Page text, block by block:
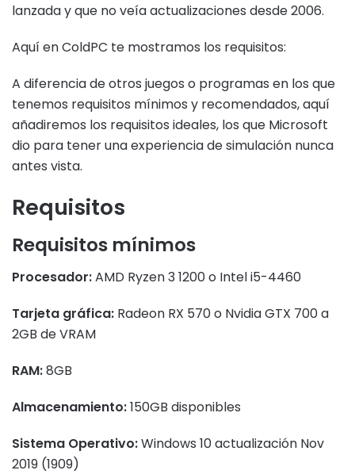
lanzada y que no veía actualizaciones desde 2006.
Aquí en ColdPC te mostramos los requisitos:
A diferencia de otros juegos o programas en los que
tenemos requisitos mínimos y recomendados, aquí
añadiremos los requisitos ideales, los que Microsoft
dio para tener una experiencia de simulación nunca
antes vista.
Requisitos
Requisitos mínimos
Procesador:AMD Ryzen 3 1200 o Intel i5-4460
Tarjeta gráfica: Radeon RX 570 o Nvidia GTX 700 a
2GB de VRAM
RAM:8GB
Almacenamiento:150GB disponibles
Sistema Operativo:Windows 10 actualización Nov
2019 (1909)